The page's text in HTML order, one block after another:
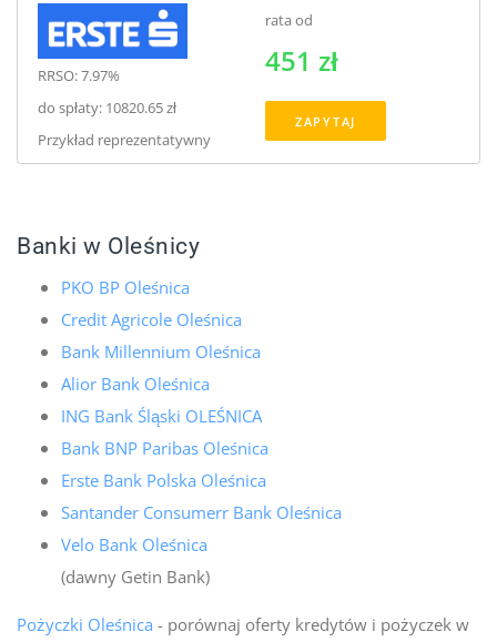
RRSO: 7.97%
do spłaty: 10820.65 zł
Przykład reprezentatywny
rata od
451 zł
ZAPYTAJ
Banki w Oleśnicy
PKO BP Oleśnica
Credit Agricole Oleśnica
Bank Millennium Oleśnica
Alior Bank Oleśnica
ING Bank Śląski OLEŚNICA
Bank BNP Paribas Oleśnica
Erste Bank Polska Oleśnica
Santander Consumerr Bank Oleśnica
Velo Bank Oleśnica
(dawny Getin Bank)
Pożyczki Oleśnica - porównaj oferty kredytów i pożyczek w